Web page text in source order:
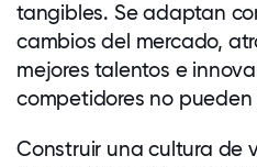
tangibles. Se adaptan
cambios del mercado,
mejores talentos e
competidores no pueden
Construir una cultura de